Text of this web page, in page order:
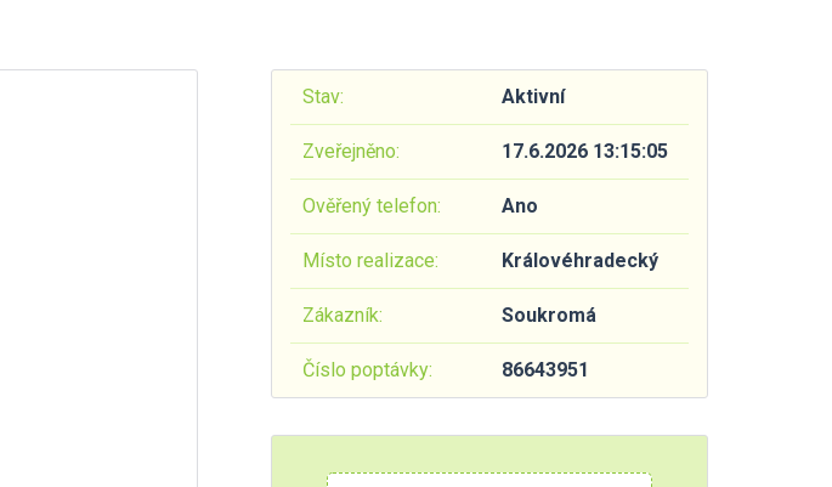
Stav: Aktivní
Zveřejněno: 17.6.2026 13:15:05
Ověřený telefon: Ano
Místo realizace: Královéhradecký
Zákazník: Soukromá
Číslo poptávky: 86643951